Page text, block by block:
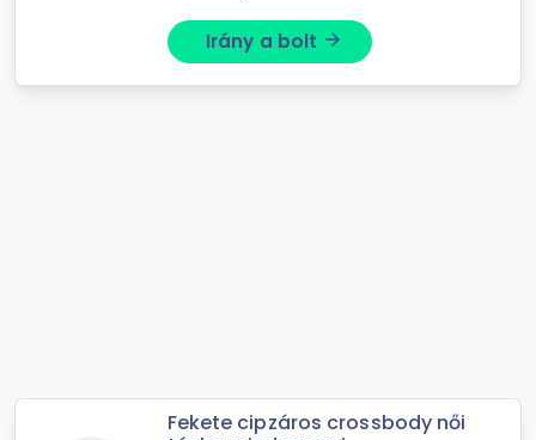
Irány a bolt arrow_forward
Fekete cipzáros crossbody női